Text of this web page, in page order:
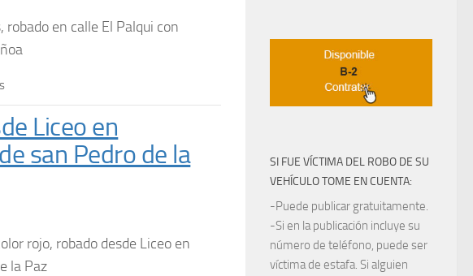
en calle El Palqui con
Liceo en
san Pedro de la
rojo, robado desde Liceo en
la Paz
SI FUE VÍCTIMA DEL ROBO DE SU
VEHÍCULO TOME EN CUENTA:
-Puede publicar gratuitamente.
-Si en la publicación incluye su
número de teléfono, puede ser
víctima de estafa. Si alguien